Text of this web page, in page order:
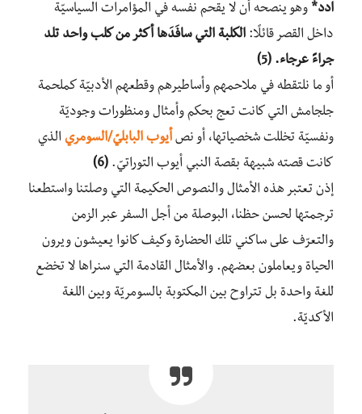
ادد* وهو ينصحه أن لا يقحم نفسه في المؤامرات السياسيّة
داخل القصر قائلًا: الكلبة التي سافَدَها أكثر من كلب واحد تلد
جراءً عرجاء. (5)
أو ما نلتقطه في ملاحمهم وأساطيرهم وقطعهم الأدبيّة كملحمة
جلجامش التي كانت تعج بحكم وأمثال ومنظورات وجوديّة
ونفسيّة تخللت شخصياتها، أو نص أيوب البابليّ/السومري الذي
كانت قصته شبيهة بقصة النبي أيوب التوراتيّ. (6)
إذن تعتبر هذه الأمثال والنصوص الحكيمة التي وصلتنا واستطعنا
ترجمتها لحسن حظنا، البوصلة من أجل السفر عبر الزمن
والتعرّف على ساكني تلك الحضارة وكيف كانوا يعيشون ويرون
الحياة ويعاملون بعضهم. والأمثال القادمة التي سنراها لا تخضع
للغة واحدة بل تتراوح بين المكتوبة بالسومريّة وبين اللغة
الأكديّة.